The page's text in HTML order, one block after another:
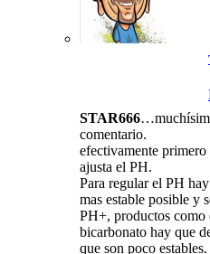
STAR666
comentario.
efectivamente primero
ajusta el PH.
Para regular el PH
mas estable posible y
PH+, productos
bicarbonato hay que
que son poco estables.